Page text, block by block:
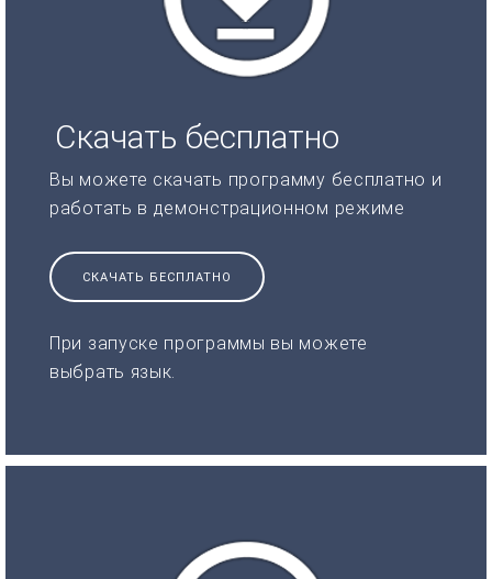
Скачать бесплатно
Вы можете скачать программу бесплатно и
работать в демонстрационном режиме
СКАЧАТЬ БЕСПЛАТНО
При запуске программы вы можете
выбрать язык.